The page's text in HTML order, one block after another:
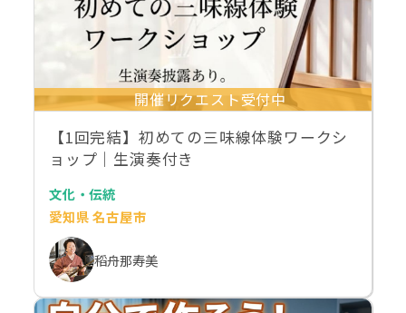
開催リクエスト受付中
【1回完結】初めての三味線体験ワークシ
ョップ｜生演奏付き
文化・伝統
愛知県 名古屋市
稻舟那寿美